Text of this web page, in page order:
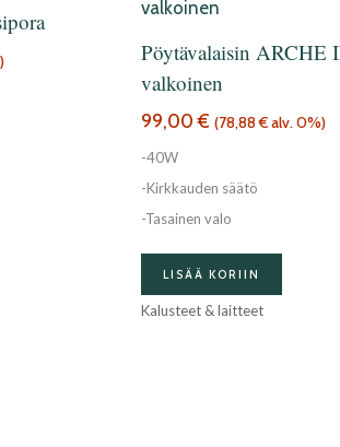
Pöytävalaisin ARCHE
valkoinen
99,00€ (78,88€alv. 0%)
-40W
-Kirkkauden säätö
-Tasainen valo
LISÄÄ KORIIN
Kalusteet & laitteet